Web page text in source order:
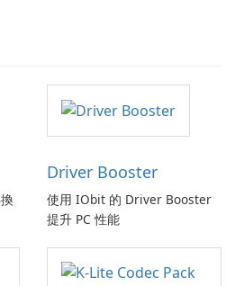
Driver Booster
使用 IObit 的 Driver Booster
提升 PC 性能